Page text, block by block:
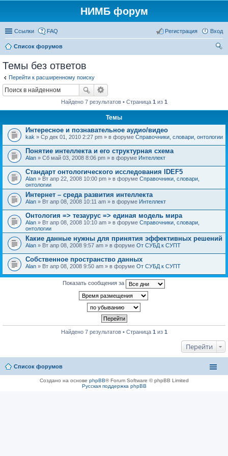
НИМБ форум
Ссылки FAQ Вход
Регистрация
Список форумов
Темы без ответов
Перейти к расширенному поиску
Найдено 7 результатов • Страница 1 из 1
Темы
Интересное и познавательное аудио/видео
kak » Ср дек 01, 2010 2:27 pm » в форуме Справочники, словари, онтологии
Понятие интеллекта и его структурная схема
Alan » Сб май 03, 2008 8:06 pm » в форуме Интеллект
Стандарт онтологического исследования IDEF5
Alan » Вт апр 22, 2008 10:00 pm » в форуме Справочники, словари,
онтологии
Интернет – среда развития интеллекта
Alan » Вт апр 08, 2008 10:11 am » в форуме Интеллект
Онтология => тезаурус => единая модель мира
Alan » Вт апр 08, 2008 10:10 am » в форуме Справочники, словари,
онтологии
Какие данные нужны для принятия эффективных решений
Alan » Вт апр 08, 2008 9:57 am » в форуме От СУБД к СУПТ
Собственное пространство данных
Alan » Вт апр 08, 2008 9:50 am » в форуме От СУБД к СУПТ
Показать сообщения за
Найдено 7 результатов • Страница 1 из 1
Перейти
Список форумов
Создано на основе phpBB® Forum Software © phpBB Limited
Русская поддержка phpBB